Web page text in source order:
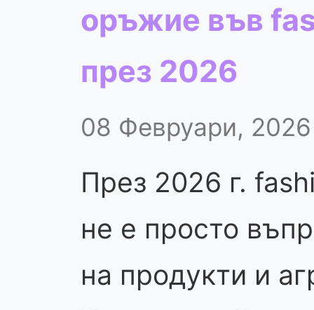
оръжие във
през 2026
08 Февруари, 2026
През 2026 г.
не е просто
на продукти и